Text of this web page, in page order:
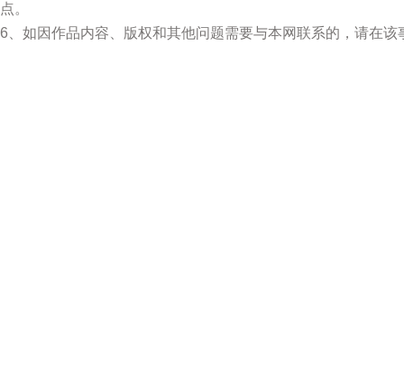
点。
6、如因作品内容、版权和其他问题需要与本网联系的，请在